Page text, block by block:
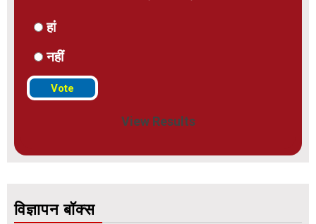
हां
नहीं
View Results
विज्ञापन बॉक्स